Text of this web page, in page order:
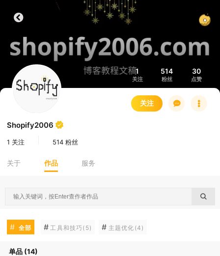
1
关注
514
粉丝
30
点赞
关注
Shopify2006
1 关注 514 粉丝
关于 作品 服务
# 全部 # 工具和技巧(5) # 主题优化(4)
单品 (14)